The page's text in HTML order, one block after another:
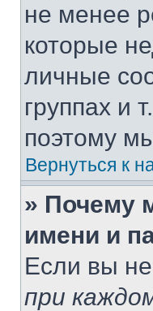
не менее
которые
личные
группах и
поэтому
Вернуться к
» Почему
имени и
Если вы
при